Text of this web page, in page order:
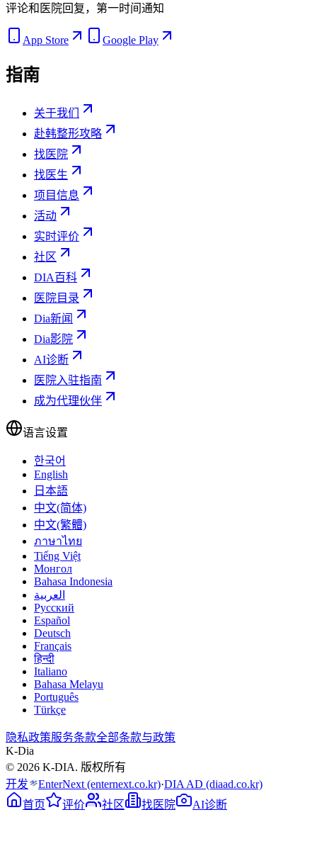
评论和医院回复，第一时间通知
App Store Google Play
指南
关于我们
赴韩整形攻略
找医院
找医生
项目信息
活动
实时评价
社区
DIA百科
医院目录
Dia新闻
Dia影院
AI诊断
医院入驻指南
成为代理伙伴
语言设置
한국어
English
日本語
中文(简体)
中文(繁體)
ภาษาไทย
Tiếng Việt
Монгол
Bahasa Indonesia
العربية
Русский
Español
Deutsch
Français
हिन्दी
Italiano
Bahasa Melayu
Português
Türkçe
隐私政策服务条款全部条款与政策
K-Dia
© 2026 K-DIA. 版权所有
开发
EnterNext (enternext.co.kr)·DIA AD (diaad.co.kr)
首页
评价 社区 找医院 AI诊断